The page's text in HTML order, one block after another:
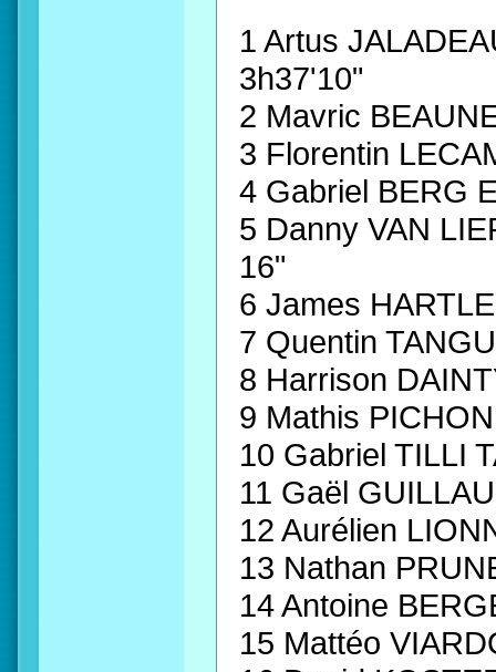
1 Artus
3h37'10"
2 Mavric
3 Florentin
4 Gabriel BERG
5 Danny VAN
16"
6 James
7 Quentin
8 Harrison
9 Mathis
10 Gabriel TILLI
11 Gaël
12 Aurélien
13 Nathan
14 Antoine
15 Mattéo